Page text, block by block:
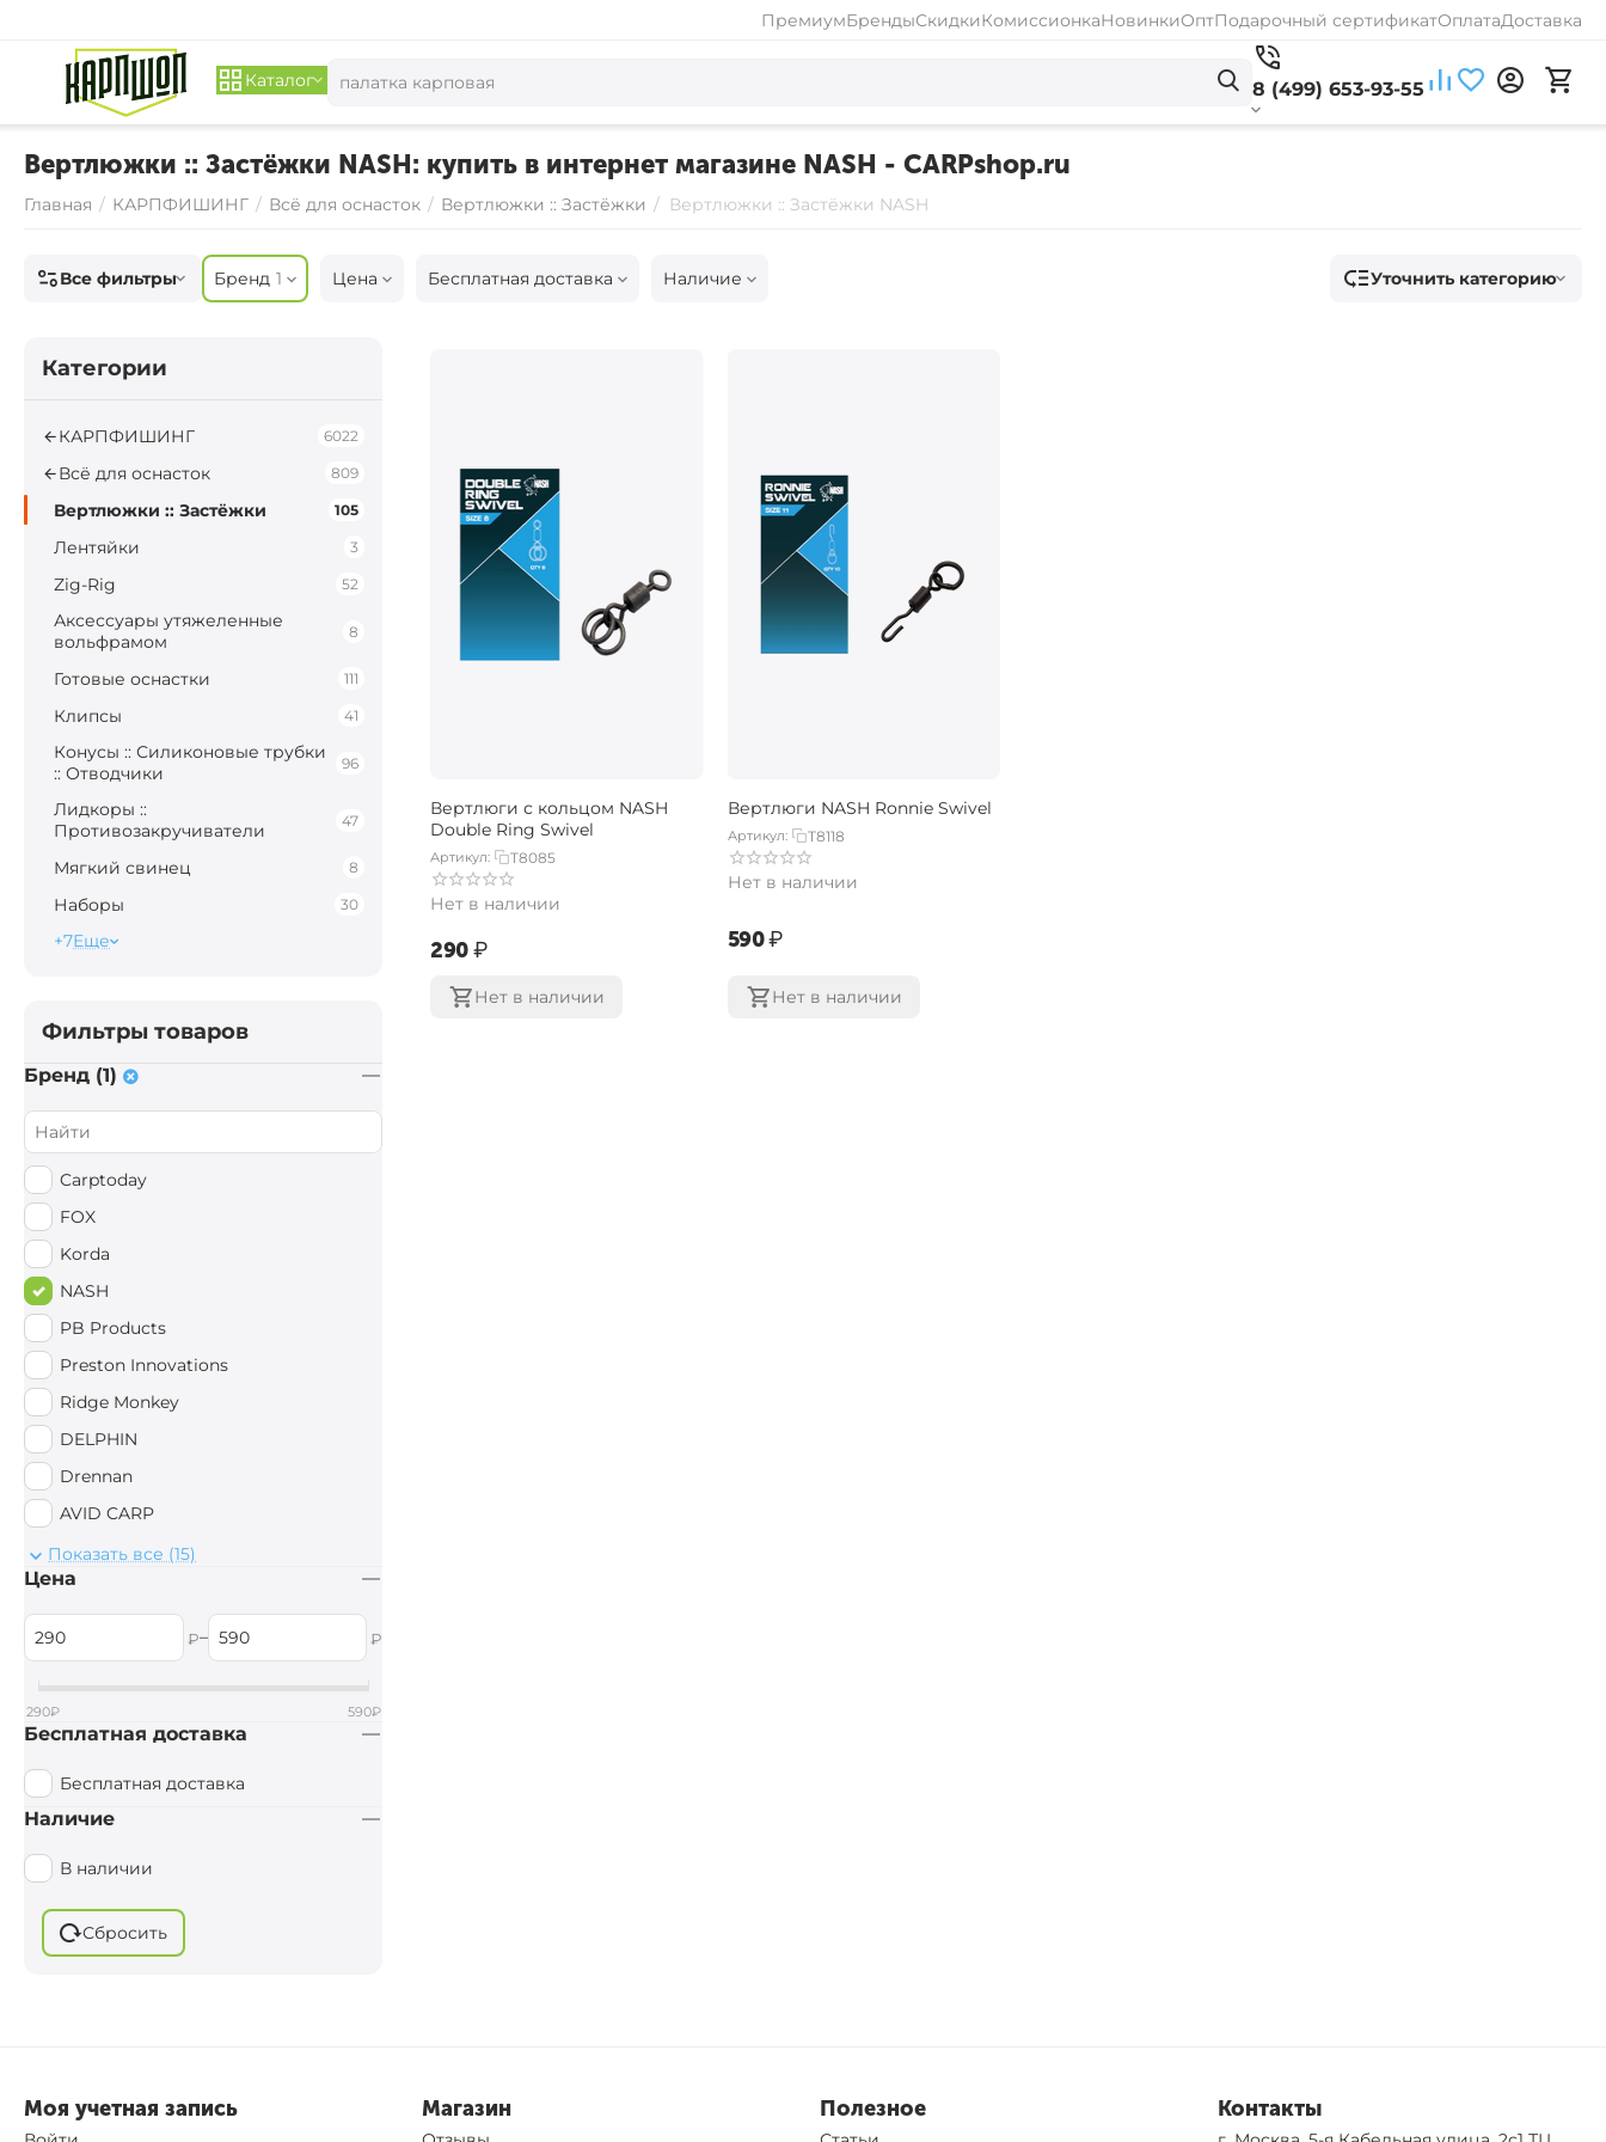
ПремиумБрендыСкидкиКомиссионкаНовинкиОптПодарочный сертификатОплатаДоставка
Каталог 8 (499) 653-93-55
Вертлюжки :: Застёжки NASH: купить в интернет магазине NASH - CARPshop.ru
Главная / КАРПФИШИНГ / Всё для оснасток / Вертлюжки :: Застёжки / Вертлюжки :: Застёжки NASH
Все фильтры Бренд 1 Цена Бесплатная доставка Наличие Уточнить категорию
Вертлюги с кольцом NASH
Double Ring Swivel
Артикул: T8085
Нет в наличии
‍290‍₽
Нет в наличии
Вертлюги NASH Ronnie Swivel
Артикул: T8118
Нет в наличии
‍590‍₽
Нет в наличии
Категории
КАРПФИШИНГ 6022
Всё для оснасток 809
Вертлюжки :: Застёжки 105
Лентяйки 3
Zig-Rig 52
Аксессуары утяжеленные
вольфрамом
8
Готовые оснастки 111
Клипсы 41
Конусы :: Силиконовые трубки
:: Отводчики
96
Лидкоры ::
Противозакручиватели
47
Мягкий свинец 8
Наборы 30
+7Еще
Фильтры товаров
Бренд (1)
Carptoday
FOX
Korda
NASH
PB Products
Preston Innovations
Ridge Monkey
DELPHIN
Drennan
AVID CARP
ESP
D.A.M.
Gardner Tackle
Показать все (15)
Цена
₽– ₽
290₽ 590₽
Бесплатная доставка
Бесплатная доставка
Наличие
В наличии
Сбросить
Моя учетная запись Магазин Полезное Контакты